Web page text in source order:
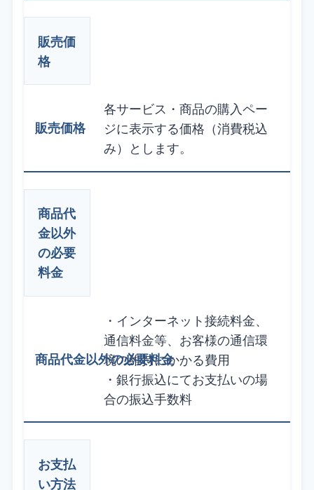
販売価
格
各サービス・商品の購入ペー
ジに表示する価格（消費税込
み）とします。
商品代
金以外
の必要
料金
・インターネット接続料金、
通信料金等、お客様の通信環
境の維持にかかる費用
・銀行振込にてお支払いの場
合の振込手数料
お支払
い方法